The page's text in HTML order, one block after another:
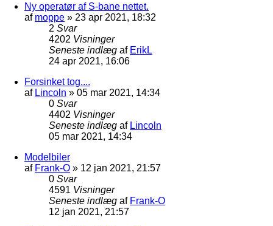
Ny operatør af S-bane nettet.
af moppe » 23 apr 2021, 18:32
2 Svar
4202 Visninger
Seneste indlæg af ErikL
24 apr 2021, 16:06
Forsinket tog....
af Lincoln » 05 mar 2021, 14:34
0 Svar
4402 Visninger
Seneste indlæg af Lincoln
05 mar 2021, 14:34
Modelbiler
af Frank-O » 12 jan 2021, 21:57
0 Svar
4591 Visninger
Seneste indlæg af Frank-O
12 jan 2021, 21:57